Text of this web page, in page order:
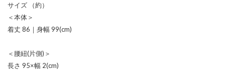
サイズ （約）
＜本体＞
着丈 86｜身幅 99(cm)
＜腰紐(片側)＞
長さ 95×幅 2(cm)